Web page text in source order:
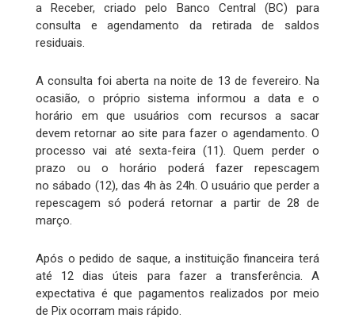
a Receber, criado pelo Banco Central (BC) para
consulta e agendamento da retirada de saldos
residuais.
A consulta foi aberta na noite de 13 de fevereiro. Na
ocasião, o próprio sistema informou a data e o
horário em que usuários com recursos a sacar
devem retornar ao site para fazer o agendamento. O
processo vai até sexta-feira (11). Quem perder o
prazo ou o horário poderá fazer repescagem
no sábado (12), das 4h às 24h. O usuário que perder a
repescagem só poderá retornar a partir de 28 de
março.
Após o pedido de saque, a instituição financeira terá
até 12 dias úteis para fazer a transferência. A
expectativa é que pagamentos realizados por meio
de Pix ocorram mais rápido.